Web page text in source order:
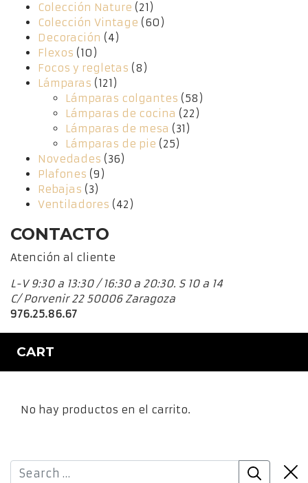
Colección Nature (21)
Colección Vintage (60)
Decoración (4)
Flexos (10)
Focos y regletas (8)
Lámparas (121)
Lámparas colgantes (58)
Lámparas de cocina (22)
Lámparas de mesa (31)
Lámparas de pie (25)
Novedades (36)
Plafones (9)
Rebajas (3)
Ventiladores (42)
CONTACTO
Atención al cliente
L-V 9:30 a 13:30 / 16:30 a 20:30. S 10 a 14
C/ Porvenir 22 50006 Zaragoza
976.25.86.67
CART
No hay productos en el carrito.
Search